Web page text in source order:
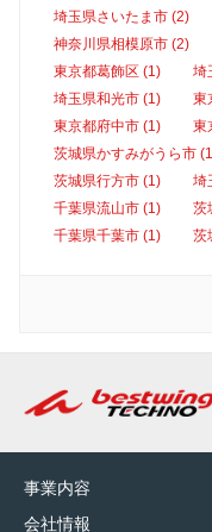
埼玉県さいたま市 (2)
神奈川県相模原市 (2)
東京都葛飾区 (1)
埼
埼玉県和光市 (1)
東
東京都府中市 (1)
東
茨城県かすみがうら市
茨城県行方市 (1)
埼
千葉県流山市 (1)
茨
千葉県千葉市 (1)
茨
事業内容
会社情報